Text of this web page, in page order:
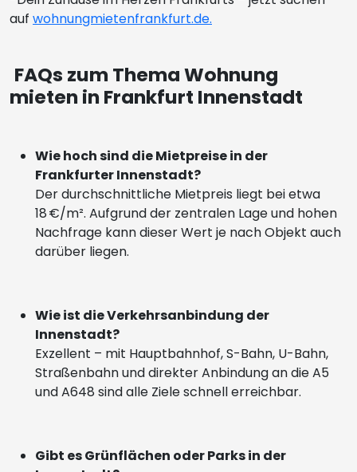
auf wohnungmietenfrankfurt.de.
FAQs zum Thema Wohnung
mieten in Frankfurt Innenstadt
Wie hoch sind die Mietpreise in der
Frankfurter Innenstadt?
Der durchschnittliche Mietpreis liegt bei etwa
18 €/m². Aufgrund der zentralen Lage und hohen
Nachfrage kann dieser Wert je nach Objekt auch
darüber liegen.
Wie ist die Verkehrsanbindung der
Innenstadt?
Exzellent – mit Hauptbahnhof, S-Bahn, U-Bahn,
Straßenbahn und direkter Anbindung an die A5
und A648 sind alle Ziele schnell erreichbar.
Gibt es Grünflächen oder Parks in der